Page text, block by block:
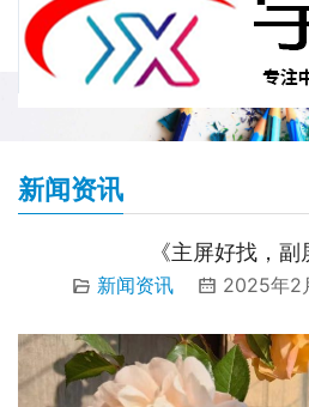
新闻资讯
《主屏好找，副
新闻资讯 2025年2